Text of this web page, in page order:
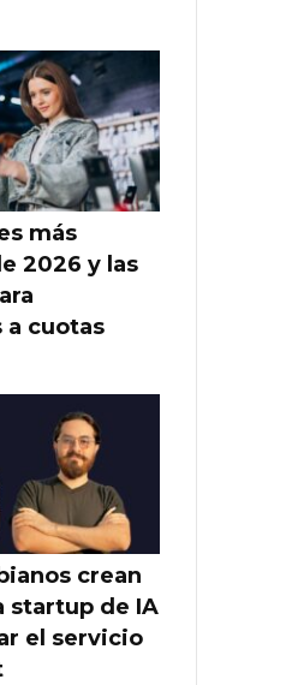
más
2026 y las
a cuotas
crean
startup de IA
el servicio